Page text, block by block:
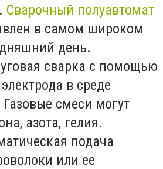
Сварочный полуавтомат
в самом широком
день.
сварка с помощью
в среде
Газовые смеси могут
азота, гелия.
подача
или ее